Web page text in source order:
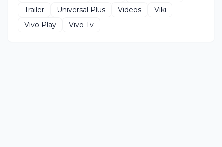
Trailer
Universal Plus Videos
Viki
Vivo Play
Vivo Tv